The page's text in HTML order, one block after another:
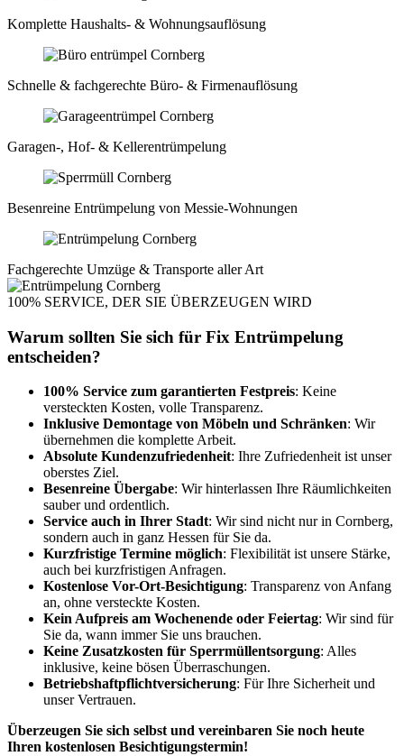
Komplette Haushalts- & Wohnungsauflösung
Schnelle & fachgerechte Büro- & Firmenauflösung
Garagen-, Hof- & Kellerentrümpelung
Besenreine Entrümpelung von Messie-Wohnungen
Fachgerechte Umzüge & Transporte aller Art
100% SERVICE, DER SIE ÜBERZEUGEN WIRD
Warum sollten Sie sich für Fix Entrümpelung
entscheiden?
100% Service zum garantierten Festpreis: Keine
versteckten Kosten, volle Transparenz.
Inklusive Demontage von Möbeln und Schränken: Wir
übernehmen die komplette Arbeit.
Absolute Kundenzufriedenheit: Ihre Zufriedenheit ist unser
oberstes Ziel.
Besenreine Übergabe: Wir hinterlassen Ihre Räumlichkeiten
sauber und ordentlich.
Service auch in Ihrer Stadt: Wir sind nicht nur in Cornberg,
sondern auch in ganz Hessen für Sie da.
Kurzfristige Termine möglich: Flexibilität ist unsere Stärke,
auch bei kurzfristigen Anfragen.
Kostenlose Vor-Ort-Besichtigung: Transparenz von Anfang
an, ohne versteckte Kosten.
Kein Aufpreis am Wochenende oder Feiertag: Wir sind für
Sie da, wann immer Sie uns brauchen.
Keine Zusatzkosten für Sperrmüllentsorgung: Alles
inklusive, keine bösen Überraschungen.
Betriebshaftpflichtversicherung: Für Ihre Sicherheit und
unser Vertrauen.
Überzeugen Sie sich selbst und vereinbaren Sie noch heute
Ihren kostenlosen Besichtigungstermin!